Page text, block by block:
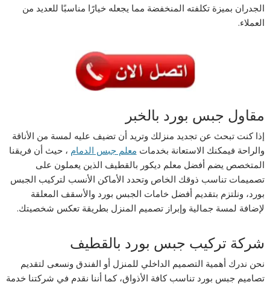
الجدران بميزة تكلفته المنخفضة مما يجعله خيارًا مناسبًا للعديد من
العملاء.
مقاول جبس بورد بالخبر
إذا كنت تبحث عن تجديد منزلك وتريد أن تضيف عليه لمسة من الأناقة
والراحة فيمكنك الاستعانة بخدمات معلم جبس الدمام ، حيث أن فريقنا
المتخصص يضم أفضل معلم ديكور بالقطيف الذين يعملون على
تصميمات تناسب ذوقك الخاص وتحدد الأماكن الأنسب لتركيب الجبس
بورد، ونلتزم بتقديم أفضل خامات الجبس بورد والأسقف المعلقة
لإضافة لمسة جمالية وإبراز تصميم المنزل بطريقة تعكس شخصيتك.
شركة تركيب جبس بورد بالقطيف
نحن ندرك أهمية التصميم الداخلي للمنزل أو الفندق ونسعى لتقديم
تصاميم جبس بورد تناسب كافة الأذواق، كما أننا نقدم في شركتنا خدمة